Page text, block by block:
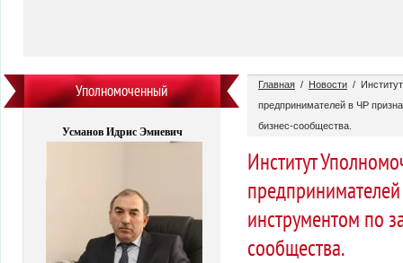
Уполномоченный
Усманов Идрис Эмиевич
Главная / Новости /
предпринимателей в ЧР
бизнес-сообщества.
Институт
инструментом по
сообщества.